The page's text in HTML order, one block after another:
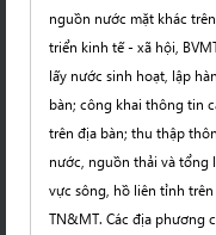
nguồn nước mặt khác
triển kinh tế - xã hội,
lấy nước sinh hoạt, lập
bàn; công khai thông tin
trên địa bàn; thu thập
nước, nguồn thải và
vực sông, hồ liên tỉnh
TN&MT. Các địa phương